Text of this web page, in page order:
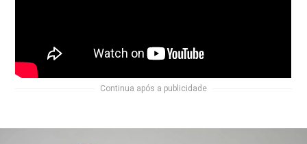
Continua após a publicidade